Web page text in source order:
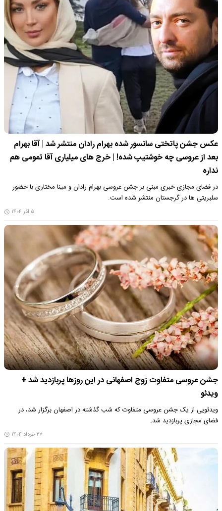
عکس جشن پاتختی سانسور شده بهرام رادان منتشر شد | آقا بهرام
بعد از عروسی چه خوشتیپ شده! | خرج های میلیاری آقا تمومی هم
نداره
در فضای مجازی خبری مبنی بر جشن عروسی بهرام رادان و مینا مختاری با حضور
سلبریتی ها در گرجستان منتشر شده است.
۵ آذر ۱۴۰۴
جشن عروسی متفاوت زوج اصفهانی در این روزها پربازدید شد +
ویدئو
ویدئویی از یک جشن عروسی متفاوت که شب گذشته در اصفهان برگزار شد، در
فضای مجازی پربازدید شد.
۲۷ خرداد ۱۴۰۴